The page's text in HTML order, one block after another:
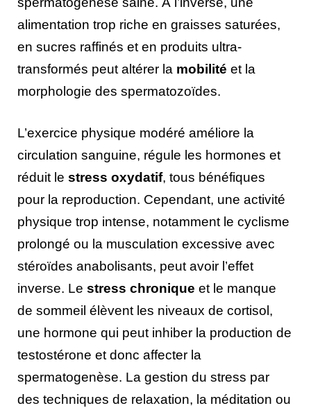
alimentation trop riche en graisses saturées,
en sucres raffinés et en produits ultra-
transformés peut altérer la mobilité et la
morphologie des spermatozoïdes.
L’exercice physique modéré améliore la
circulation sanguine, régule les hormones et
réduit le stress oxydatif, tous bénéfiques
pour la reproduction. Cependant, une activité
physique trop intense, notamment le cyclisme
prolongé ou la musculation excessive avec
stéroïdes anabolisants, peut avoir l’effet
inverse. Le stress chronique et le manque
de sommeil élèvent les niveaux de cortisol,
une hormone qui peut inhiber la production de
testostérone et donc affecter la
spermatogenèse. La gestion du stress par
des techniques de relaxation, la méditation ou